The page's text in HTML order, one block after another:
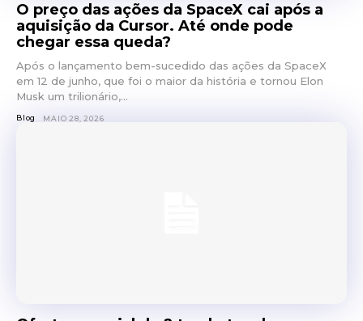
O preço das ações da SpaceX cai após a
aquisição da Cursor. Até onde pode
chegar essa queda?
Após o lançamento bem-sucedido das ações da SpaceX
em 12 de junho, que foi o maior da história e tornou Elon
Musk um trilionário,...
Blog MAIO 28, 2026